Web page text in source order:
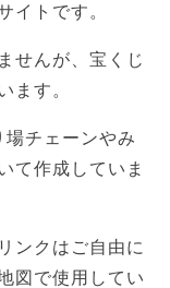
イトです。
せんが、宝くじ
ます。
チェーンやみ
て作成していま
ンクはご自由に
図で使用してい